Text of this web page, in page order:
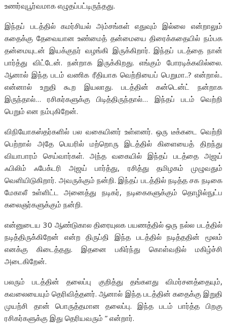
உணர்வுபூர்வமாக எழுதப்பட்டிருந்தது.
இந்தப் படத்தில் கமர்சியல் அம்சங்கள் எதுவும் இல்லை என்றாலும்
கதைக்கு தேவையான உண்மைத் தன்மையை திரைக்கதையில் நம்பக
தன்மையுடன் இயக்குநர் வழங்கி இருக்கிறார்.‌ இந்தப் படத்தை நான்
பார்த்து விட்டேன். நன்றாக இருக்கிறது. எங்கும் போரடிக்கவில்லை.
ஆனால் இந்த படம் வணிக ரீதியாக வெற்றியைப் பெறுமா..? என்றால்..
என்னால் உறுதி கூற இயலாது. படத்தின் கன்டென்ட் நன்றாக
இருந்தால்… ரசிகர்களுக்கு பிடித்திருந்தால்… இந்தப் படம் வெற்றி
பெறும் என நம்புகிறேன்.
விநியோகஸ்தர்களில் பல வகையினர் உள்ளனர். ஒரு டீக்கடை வெற்றி
பெற்றால் அதே பெயரில் மற்றொரு இடத்தில் கிளையைத் திறந்து
வியாபாரம் செய்வார்கள். அந்த வகையில் இந்தப் படத்தை அஜய்
ஃபிலிம் ஃபேக்டரி அஜய் பார்த்து, ரசித்து தமிழகம் முழுவதும்
வெளியிடுகிறார். அவருக்கும் நன்றி. இந்தப் படத்தில் நடித்த சக நடிகை
மேகாலீ உள்ளிட்ட அனைத்து நடிகர், நடிகைகளுக்கும் தொழில்நுட்ப
கலைஞர்களுக்கும் நன்றி.
என்னுடைய 30 ஆண்டுகால திரையுலக பயணத்தில் ஒரு நல்ல படத்தில்
நடித்திருக்கிறேன் என்ற திருப்தி இந்த படத்தில் நடித்ததின் மூலம்
எனக்கு கிடைத்தது. இதனை பகிர்ந்து கொள்வதில் மகிழ்ச்சி
அடைகிறேன்.
பலரும் படத்தின் தலைப்பு குறித்து தங்களது விமர்சனத்தையும்,
கவலையையும் தெரிவித்தனர். ஆனால் இந்த படத்தின் கதைக்கு இறுதி
முயற்சி தான் பொருத்தமான தலைப்பு. இந்த படம் பார்த்த பிறகு
ரசிகர்களுக்கு இது தெரியவரும் ” என்றார்.